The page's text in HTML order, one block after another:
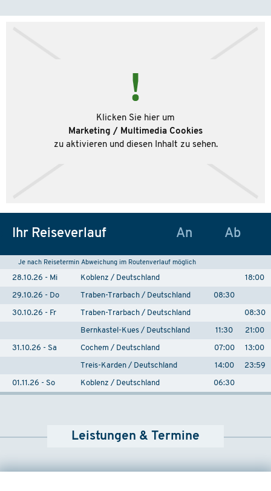
Klicken Sie hier um
Marketing / Multimedia Cookies
zu aktivieren und diesen Inhalt zu sehen.
Ihr Reiseverlauf An Ab
Je nach Reisetermin Abweichung im Routenverlauf möglich
28.10.26 - Mi Koblenz / Deutschland 18:00
29.10.26 - Do Traben-Trarbach / Deutschland 08:30
30.10.26 - Fr Traben-Trarbach / Deutschland 08:30
Bernkastel-Kues / Deutschland 11:30 21:00
31.10.26 - Sa Cochem / Deutschland 07:00 13:00
Treis-Karden / Deutschland 14:00 23:59
01.11.26 - So Koblenz / Deutschland 06:30
Leistungen & Termine